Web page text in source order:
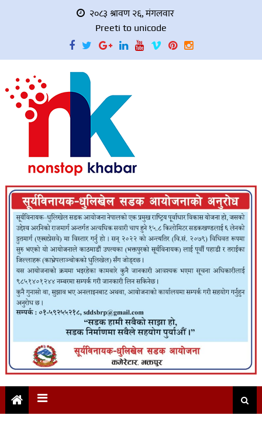
२०८३ श्रावण २६, मंगलवार
Preeti to unicode